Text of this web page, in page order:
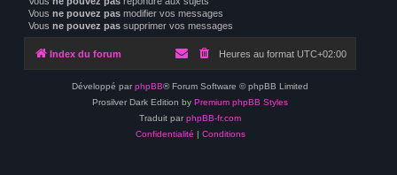
Vous ne pouvez pas modifier vos messages
Vous ne pouvez pas supprimer vos messages
Index du forum Heures au format UTC+02:00
Développé par phpBB® Forum Software © phpBB Limited
Prosilver Dark Edition by Premium phpBB Styles
Traduit par phpBB-fr.com
Confidentialité | Conditions